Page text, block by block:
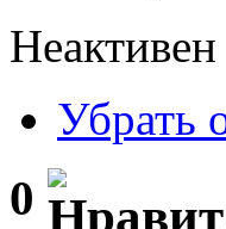
Неактивен
Убрать
0